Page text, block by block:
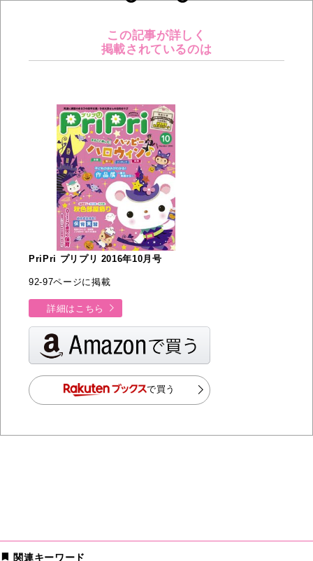
この記事が詳しく
掲載されているのは
PriPri プリプリ 2016年10月号
92-97ページに掲載
詳細はこちら
で買う
関連キーワード